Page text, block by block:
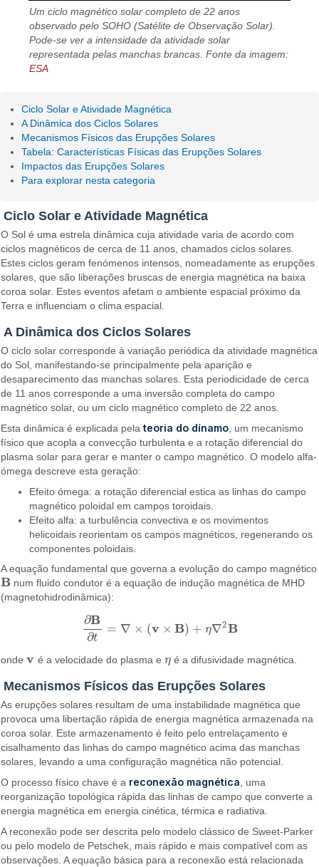
Um ciclo magnético solar completo de 22 anos
observado pelo SOHO (Satélite de Observação Solar).
Pode-se ver a intensidade da atividade solar
representada pelas manchas brancas. Fonte da imagem:
ESA
Ciclo Solar e Atividade Magnética
A Dinâmica dos Ciclos Solares
Mecanismos Físicos das Erupções Solares
Tabela: Características Físicas das Erupções Solares
Impactos das Erupções Solares
Para explorar nesta categoria
Ciclo Solar e Atividade Magnética
O Sol é uma estrela dinâmica cuja atividade varia de acordo com
ciclos magnéticos de cerca de 11 anos, chamados ciclos solares.
Estes ciclos geram fenómenos intensos, nomeadamente as erupções
solares, que são liberações bruscas de energia magnética na baixa
coroa solar. Estes eventos afetam o ambiente espacial próximo da
Terra e influenciam o clima espacial.
A Dinâmica dos Ciclos Solares
O ciclo solar corresponde à variação periódica da atividade magnética
do Sol, manifestando-se principalmente pela aparição e
desaparecimento das manchas solares. Esta periodicidade de cerca
de 11 anos corresponde a uma inversão completa do campo
magnético solar, ou um ciclo magnético completo de 22 anos.
Esta dinâmica é explicada pelateoria do dínamo , um mecanismo
físico que acopla a convecção turbulenta e a rotação diferencial do
plasma solar para gerar e manter o campo magnético. O modelo alfa-
ómega descreve esta geração:
Efeito ómega: a rotação diferencial estica as linhas do campo
magnético poloidal em campos toroidais.
Efeito alfa: a turbulência convectiva e os movimentos
helicoidais reorientam os campos magnéticos, regenerando os
componentes poloidais.
A equação fundamental que governa a evolução do campo magnético
B
B num fluido condutor é a equação de indução magnética de MHD
(magnetohidrodinâmica):
∂B
∂t
= ∇ × (v × B) + η∇2B
∂ B∂ =∇ ×(v×B )+η∇ 2B
ondev
v é a velocidade do plasma e η
η é a difusividade magnética.
Mecanismos Físicos das Erupções Solares
As erupções solares resultam de uma instabilidade magnética que
provoca uma libertação rápida de energia magnética armazenada na
coroa solar. Este armazenamento é feito pelo entrelaçamento e
cisalhamento das linhas do campo magnético acima das manchas
solares, levando a uma configuração magnética não potencial.
O processo físico chave é a reconexão magnética , uma
reorganização topológica rápida das linhas de campo que converte a
energia magnética em energia cinética, térmica e radiativa.
A reconexão pode ser descrita pelo modelo clássico de Sweet-Parker
ou pelo modelo de Petschek, mais rápido e mais compatível com as
observações. A equação básica para a reconexão está relacionada